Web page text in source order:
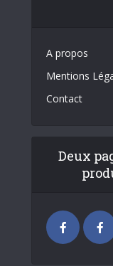
A propos
Mentions
Contact
Deux